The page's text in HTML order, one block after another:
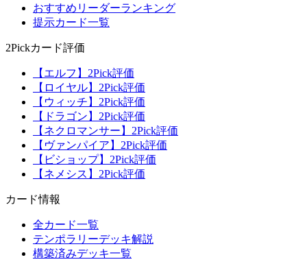
おすすめリーダーランキング
提示カード一覧
2Pickカード評価
【エルフ】2Pick評価
【ロイヤル】2Pick評価
【ウィッチ】2Pick評価
【ドラゴン】2Pick評価
【ネクロマンサー】2Pick評価
【ヴァンパイア】2Pick評価
【ビショップ】2Pick評価
【ネメシス】2Pick評価
カード情報
全カード一覧
テンポラリーデッキ解説
構築済みデッキ一覧